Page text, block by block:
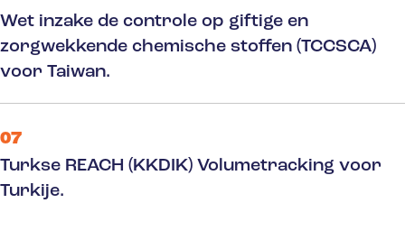
Wet inzake de controle op giftige en
zorgwekkende chemische stoffen (TCCSCA)
voor Taiwan.
07
Turkse REACH (KKDIK) Volumetracking voor
Turkije.